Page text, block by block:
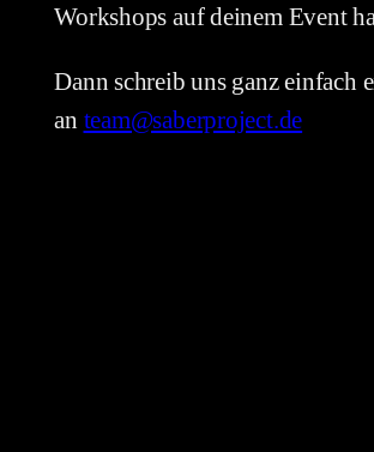
Workshops auf deinem Event
Dann schreib uns ganz einfach
an team@saberproject.de